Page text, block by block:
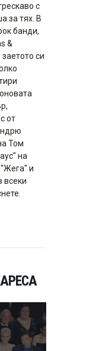
с
за тях. В
банди,
&
си
от
Том
на
и
всеки